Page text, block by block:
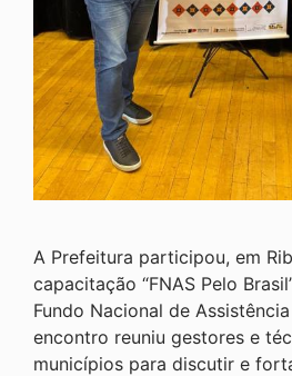
A Prefeitura participou, em
capacitação “FNAS Pelo
Fundo Nacional de
encontro reuniu gestores e
municípios para discutir e